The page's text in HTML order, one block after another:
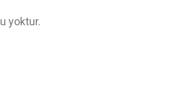
yoktur.